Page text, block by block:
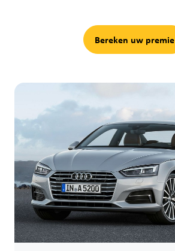
Bereken uw premie